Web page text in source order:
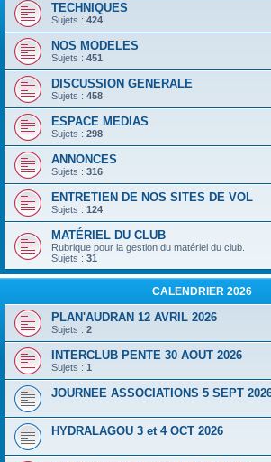
TECHNIQUES
Sujets : 424
NOS MODELES
Sujets : 451
DISCUSSION GENERALE
Sujets : 458
ESPACE MEDIAS
Sujets : 298
ANNONCES
Sujets : 316
ENTRETIEN DE NOS SITES DE VOL
Sujets : 124
MATÉRIEL DU CLUB
Rubrique pour la gestion du matériel du club.
Sujets : 31
CALENDRIER 2026
PLAN'AUDRAN 12 AVRIL 2026
Sujets : 2
INTERCLUB PENTE 30 AOUT 2026
Sujets : 1
JOURNEE ASSOCIATIONS 5 SEPT
HYDRALAGOU 3 et 4 OCT 2026